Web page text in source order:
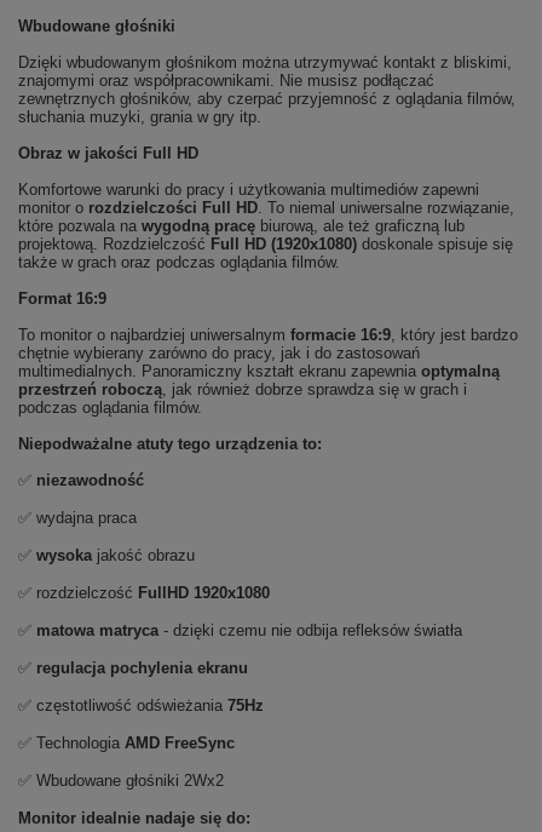
Wbudowane głośniki
Dzięki wbudowanym głośnikom można utrzymywać kontakt z bliskimi,
znajomymi oraz współpracownikami. Nie musisz podłączać
zewnętrznych głośników, aby czerpać przyjemność z oglądania filmów,
słuchania muzyki, grania w gry itp.
Obraz w jakości Full HD
Komfortowe warunki do pracy i użytkowania multimediów zapewni
monitor o rozdzielczości Full HD. To niemal uniwersalne rozwiązanie,
które pozwala na wygodną pracę biurową, ale też graficzną lub
projektową. Rozdzielczość Full HD (1920x1080) doskonale spisuje się
także w grach oraz podczas oglądania filmów.
Format 16:9
To monitor o najbardziej uniwersalnym formacie 16:9, który jest bardzo
chętnie wybierany zarówno do pracy, jak i do zastosowań
multimedialnych. Panoramiczny kształt ekranu zapewnia optymalną
przestrzeń roboczą, jak również dobrze sprawdza się w grach i
podczas oglądania filmów.
Niepodważalne atuty tego urządzenia to:
✅ niezawodność
✅ wydajna praca
✅ wysokajakość obrazu
✅ rozdzielczość FullHD 1920x1080
✅ matowa matryca- dzięki czemu nie odbija refleksów światła
✅ regulacja pochylenia ekranu
✅ częstotliwość odświeżania 75Hz
✅ Technologia AMD FreeSync
✅ Wbudowane głośniki 2Wx2
Monitor idealnie nadaje się do: